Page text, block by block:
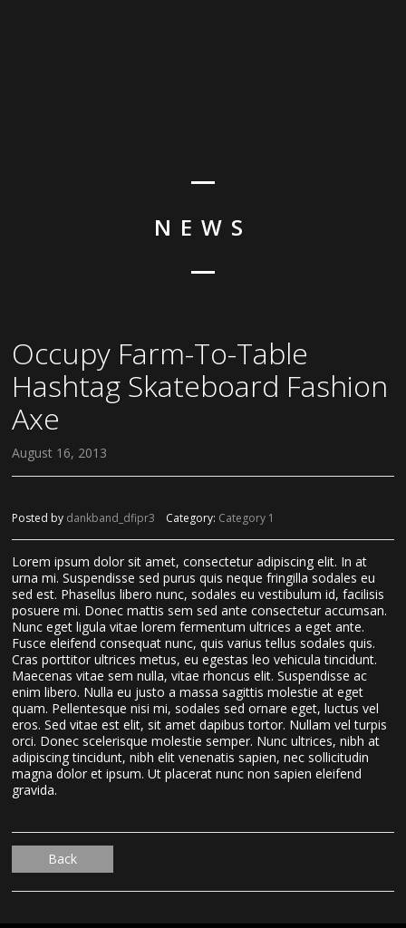
NEWS
Occupy Farm-To-Table
Hashtag Skateboard Fashion
Axe
August 16, 2013
Posted by dankband_dfipr3 Category: Category 1
Lorem ipsum dolor sit amet, consectetur adipiscing elit. In at
urna mi. Suspendisse sed purus quis neque fringilla sodales eu
sed est. Phasellus libero nunc, sodales eu vestibulum id, facilisis
posuere mi. Donec mattis sem sed ante consectetur accumsan.
Nunc eget ligula vitae lorem fermentum ultrices a eget ante.
Fusce eleifend consequat nunc, quis varius tellus sodales quis.
Cras porttitor ultrices metus, eu egestas leo vehicula tincidunt.
Maecenas vitae sem nulla, vitae rhoncus elit. Suspendisse ac
enim libero. Nulla eu justo a massa sagittis molestie at eget
quam. Pellentesque nisi mi, sodales sed ornare eget, luctus vel
eros. Sed vitae est elit, sit amet dapibus tortor. Nullam vel turpis
orci. Donec scelerisque molestie semper. Nunc ultrices, nibh at
adipiscing tincidunt, nibh elit venenatis sapien, nec sollicitudin
magna dolor et ipsum. Ut placerat nunc non sapien eleifend
gravida.
Back